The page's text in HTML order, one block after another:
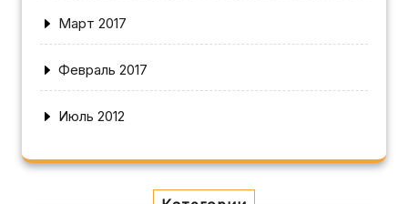
Март 2017
Февраль 2017
Июль 2012